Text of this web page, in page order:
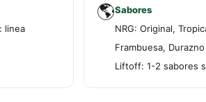
linea
🌎Sabores
NRG: Original,
Frambuesa,
Liftoff: 1-2 sabores